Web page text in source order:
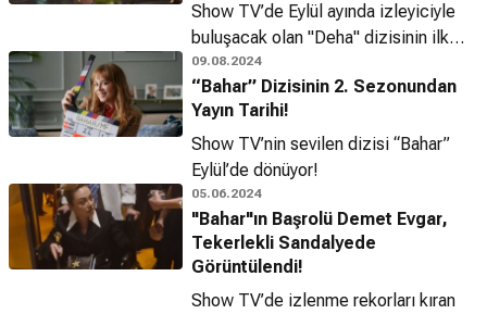
Show TV’de Eylül ayında izleyiciyle
buluşacak olan "Deha" dizisinin ilk
görselleri yayınlandı.
09.08.2024
“Bahar” Dizisinin 2. Sezonundan
Yayın Tarihi!
Show TV’nin sevilen dizisi “Bahar”
Eylül’de dönüyor!
05.06.2024
"Bahar"ın Başrolü Demet Evgar,
Tekerlekli Sandalyede
Görüntülendi!
Show TV’de izlenme rekorları kıran